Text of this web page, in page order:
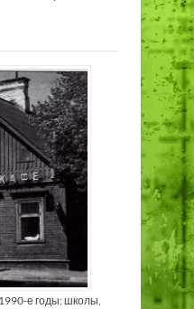
е годы: школы,